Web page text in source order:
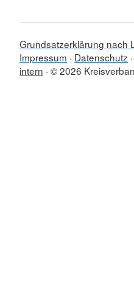
Grundsatzerklärung nach
Impressum
Datenschutz
intern © 2026